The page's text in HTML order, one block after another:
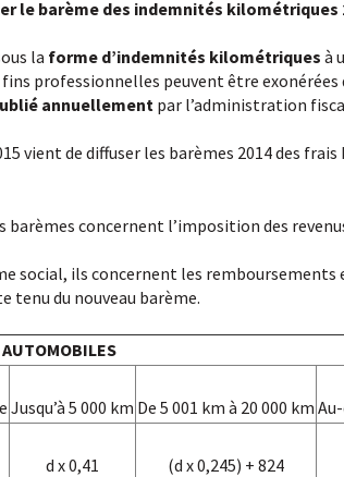
le barème des indemnités kilométriques
la forme d’indemnités kilométriquesà
fins professionnelles peuvent être
annuellement par l’administration
vient de diffuser les barèmes 2014 des
barèmes concernent l’imposition des
social, ils concernent les remboursements
tenu du nouveau barème.
Jusqu’à 5 000 km De 5 001 km à 20 000 km
d x 0,41 (d x 0,245) + 824